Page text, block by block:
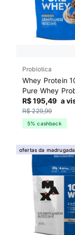
Probiotica
Whey Protein
Pure Whey
Cookies
R$ 195,49 a
R$ 229,99
5% cashback
ofertas da madrugada